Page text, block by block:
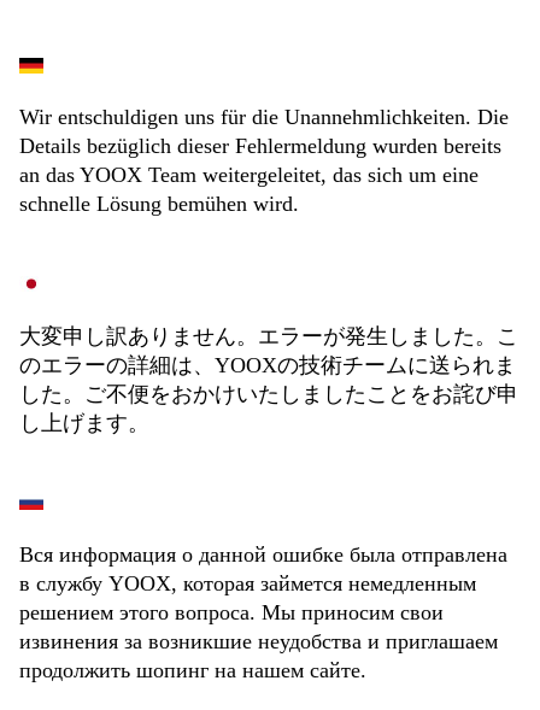
Wir entschuldigen uns für die Unannehmlichkeiten. Die
Details bezüglich dieser Fehlermeldung wurden bereits
an das YOOX Team weitergeleitet, das sich um eine
schnelle Lösung bemühen wird.
大変申し訳ありません。エラーが発生しました。こ
のエラーの詳細は、YOOXの技術チームに送られま
した。ご不便をおかけいたしましたことをお詫び申
し上げます。
Вся информация о данной ошибке была отправлена
в службу YOOX, которая займется немедленным
решением этого вопроса. Мы приносим свои
извинения за возникшие неудобства и приглашаем
продолжить шопинг на нашем сайте.